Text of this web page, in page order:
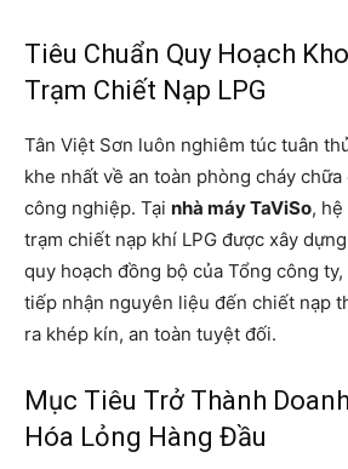
Tiêu Chuẩn Quy Hoạch
Trạm Chiết Nạp LPG
Tân Việt Sơn luôn nghiêm túc tuân
khe nhất về an toàn phòng cháy
công nghiệp. Tại nhà máy TaViSo,
trạm chiết nạp khí LPG được xây
quy hoạch đồng bộ của Tổng công
tiếp nhận nguyên liệu đến chiết nạp
ra khép kín, an toàn tuyệt đối.
Mục Tiêu Trở Thành
Hóa Lỏng Hàng Đầu